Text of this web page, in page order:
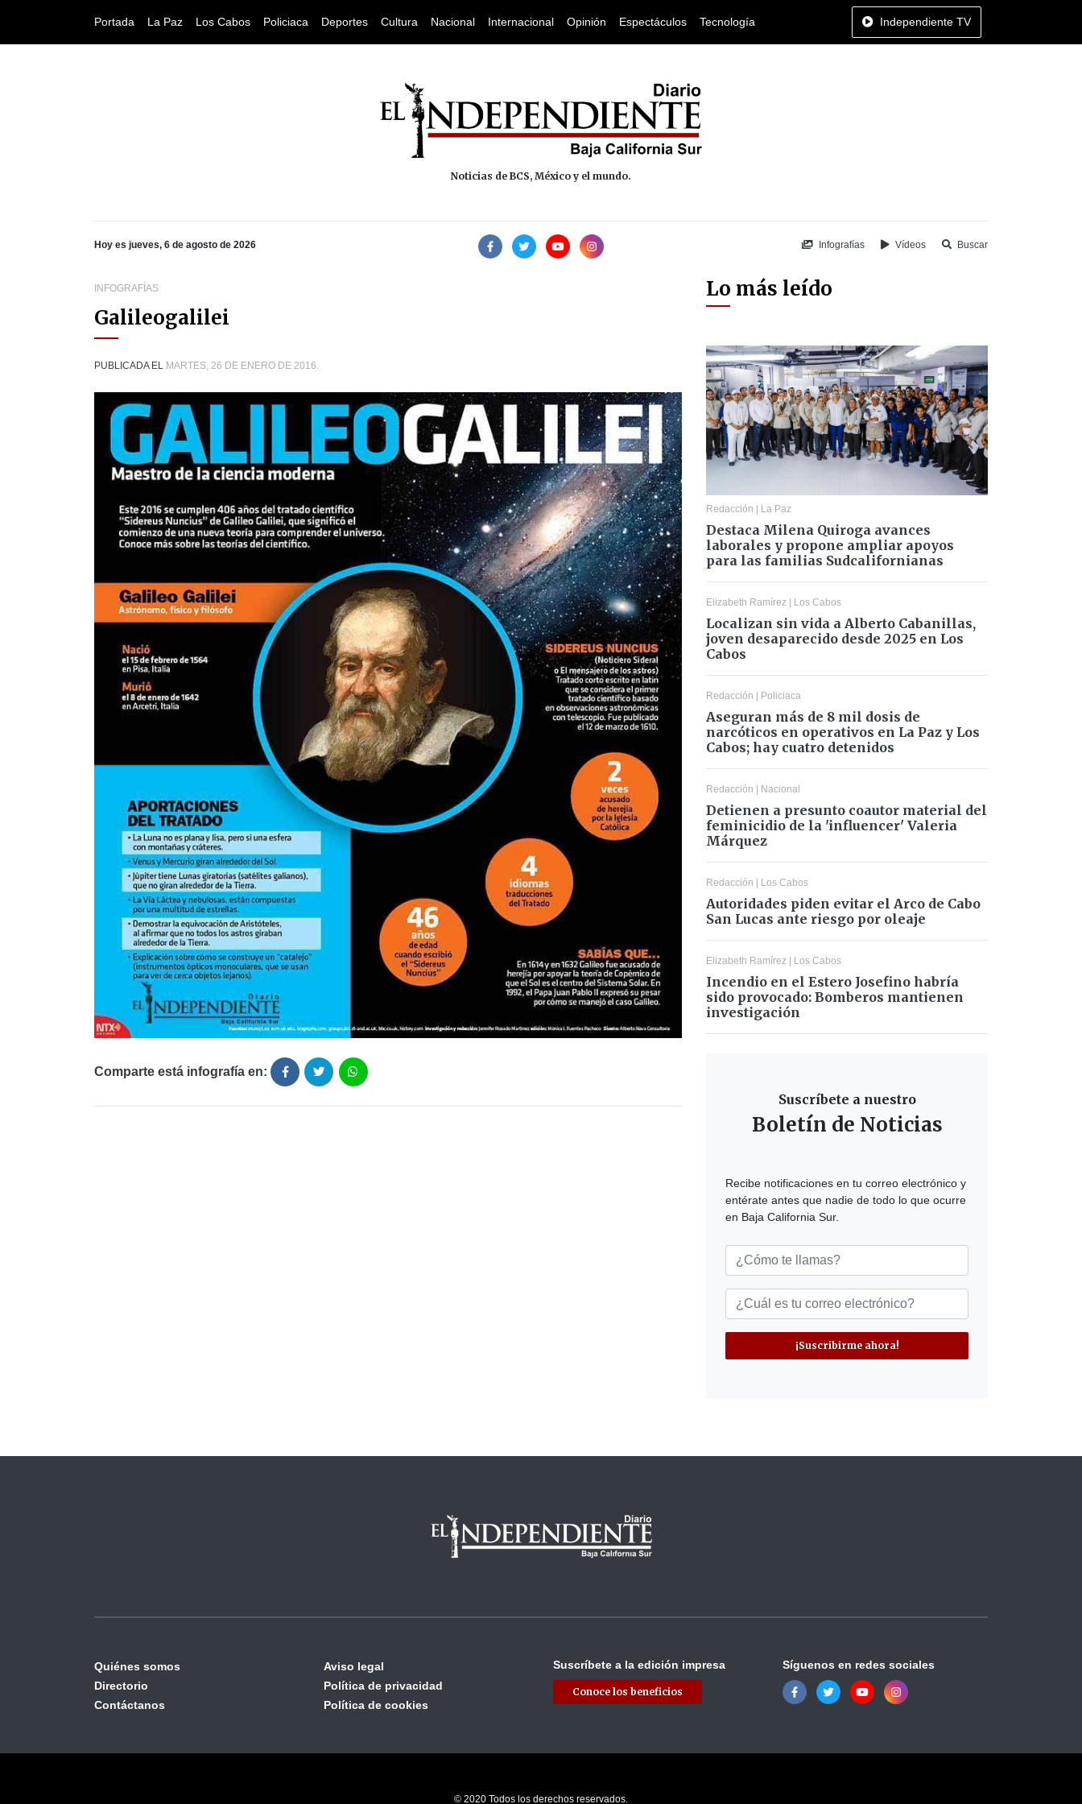
Portada La Paz Los Cabos Policiaca Deportes Cultura Nacional Internacional Opinión Espectáculos Tecnología Independiente TV
Noticias de BCS, México y el mundo.
Hoy es jueves, 6 de agosto de 2026 Infografías Vídeos Buscar
INFOGRAFÍAS
Galileogalilei
PUBLICADA EL MARTES, 26 DE ENERO DE 2016.
Comparte está infografía en:
Lo más leído
Redacción | La Paz
Destaca Milena Quiroga avances
laborales y propone ampliar apoyos
para las familias Sudcalifornianas
Elizabeth Ramírez | Los Cabos
Localizan sin vida a Alberto Cabanillas,
joven desaparecido desde 2025 en Los
Cabos
Redacción | Policiaca
Aseguran más de 8 mil dosis de
narcóticos en operativos en La Paz y Los
Cabos; hay cuatro detenidos
Redacción | Nacional
Detienen a presunto coautor material del
feminicidio de la 'influencer' Valeria
Márquez
Redacción | Los Cabos
Autoridades piden evitar el Arco de Cabo
San Lucas ante riesgo por oleaje
Elizabeth Ramírez | Los Cabos
Incendio en el Estero Josefino habría
sido provocado: Bomberos mantienen
investigación
Suscríbete a nuestro
Boletín de Noticias
Recibe notificaciones en tu correo electrónico y
entérate antes que nadie de todo lo que ocurre
en Baja California Sur.
¡Suscribirme ahora!
Quiénes somos
Directorio
Contáctanos
Aviso legal
Política de privacidad
Política de cookies
Suscríbete a la edición impresa
Conoce los beneficios
Síguenos en redes sociales
© 2020 Todos los derechos reservados.